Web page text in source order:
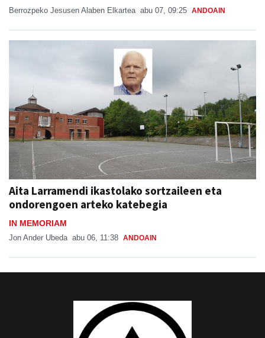
Berrozpeko Jesusen Alaben Elkartea abu 07, 09:25 ANDOAIN
Aita Larramendi ikastolako sortzaileen eta
ondorengoen arteko katebegia
IN MEMORIAM
Jon Ander Ubeda abu 06, 11:38 ANDOAIN